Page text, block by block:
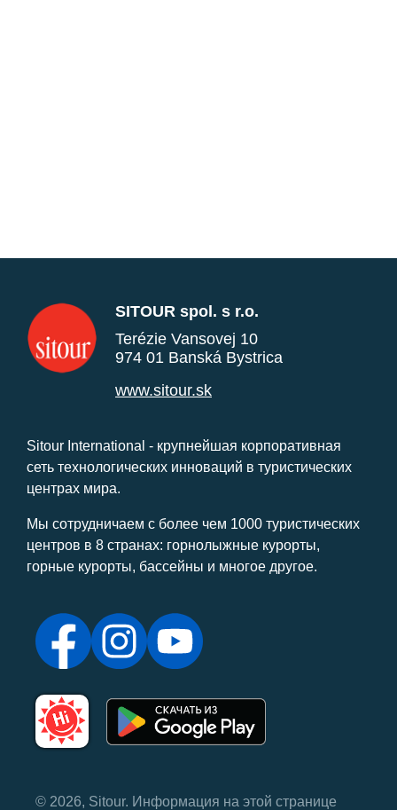
SITOUR spol. s r.o.
Terézie Vansovej 10
974 01 Banská Bystrica
www.sitour.sk
Sitour International - крупнейшая корпоративная
сеть технологических инноваций в туристических
центрах мира.
Мы сотрудничаем с более чем 1000 туристических
центров в 8 странах: горнолыжные курорты,
горные курорты, бассейны и многое другое.
© 2026, Sitour. Информация на этой странице